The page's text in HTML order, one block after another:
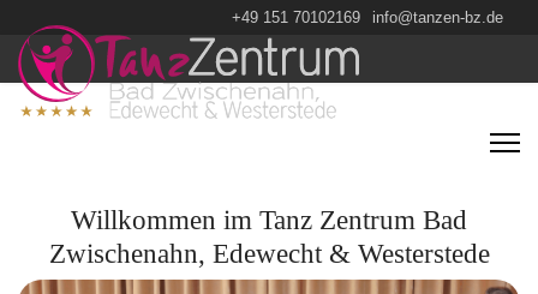
+49 151 70102169 info@tanzen-bz.de
Willkommen im Tanz Zentrum Bad
Zwischenahn, Edewecht & Westerstede